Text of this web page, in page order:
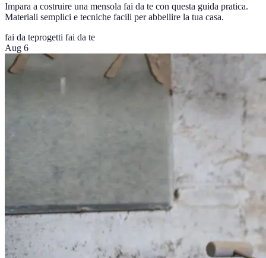
Impara a costruire una mensola fai da te con questa guida pratica.
Materiali semplici e tecniche facili per abbellire la tua casa.
fai da teprogetti fai da te
Aug 6